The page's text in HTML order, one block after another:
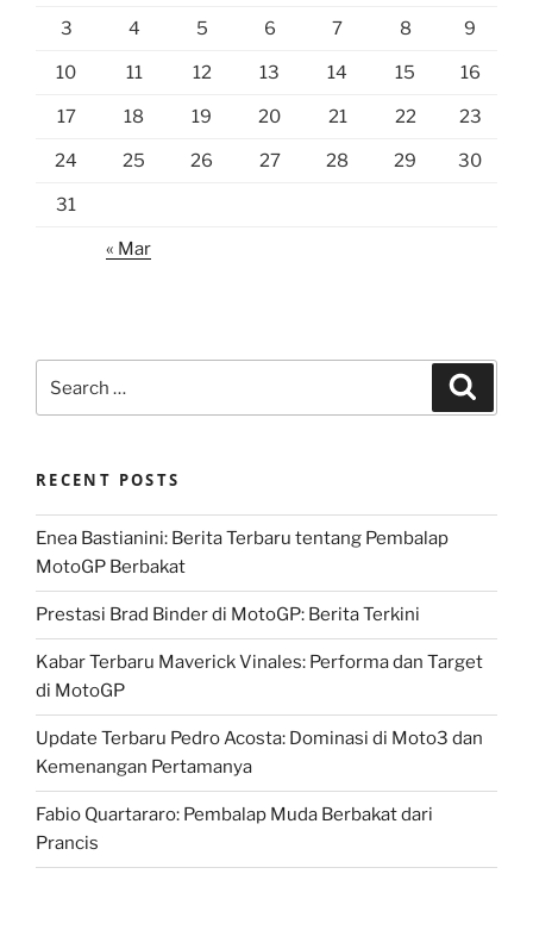
3 4 5 6 7 8 9
10 11 12 13 14 15 16
17 18 19 20 21 22 23
24 25 26 27 28 29 30
31
« Mar
for:
RECENT POSTS
Enea Bastianini: Berita Terbaru tentang Pembalap
MotoGP Berbakat
Prestasi Brad Binder di MotoGP: Berita Terkini
Kabar Terbaru Maverick Vinales: Performa dan Target
di MotoGP
Update Terbaru Pedro Acosta: Dominasi di Moto3 dan
Kemenangan Pertamanya
Fabio Quartararo: Pembalap Muda Berbakat dari
Prancis